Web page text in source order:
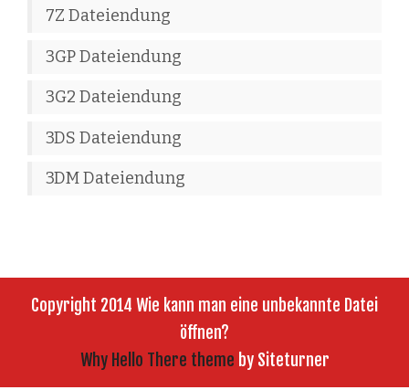
7Z Dateiendung
3GP Dateiendung
3G2 Dateiendung
3DS Dateiendung
3DM Dateiendung
Copyright 2014 Wie kann man eine unbekannte Datei
öffnen?
Why Hello There theme by Siteturner